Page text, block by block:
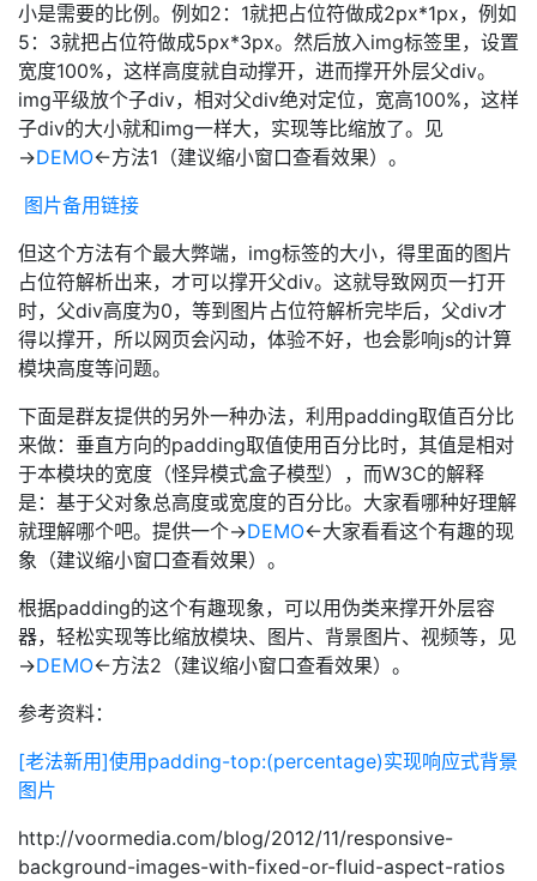
小是需要的比例。例如2：1就把占位符做成2px*1px，例如
5：3就把占位符做成5px*3px。然后放入img标签里，设置
宽度100%，这样高度就自动撑开，进而撑开外层父div。
img平级放个子div，相对父div绝对定位，宽高100%，这样
子div的大小就和img一样大，实现等比缩放了。见
→DEMO←方法1（建议缩小窗口查看效果）。
图片备用链接
但这个方法有个最大弊端，img标签的大小，得里面的图片
占位符解析出来，才可以撑开父div。这就导致网页一打开
时，父div高度为0，等到图片占位符解析完毕后，父div才
得以撑开，所以网页会闪动，体验不好，也会影响js的计算
模块高度等问题。
下面是群友提供的另外一种办法，利用padding取值百分比
来做：垂直方向的padding取值使用百分比时，其值是相对
于本模块的宽度（怪异模式盒子模型），而W3C的解释
是：基于父对象总高度或宽度的百分比。大家看哪种好理解
就理解哪个吧。提供一个→DEMO←大家看看这个有趣的现
象（建议缩小窗口查看效果）。
根据padding的这个有趣现象，可以用伪类来撑开外层容
器，轻松实现等比缩放模块、图片、背景图片、视频等，见
→DEMO←方法2（建议缩小窗口查看效果）。
参考资料：
[老法新用]使用padding-top:(percentage)实现响应式背景
图片
http://voormedia.com/blog/2012/11/responsive-
background-images-with-fixed-or-fluid-aspect-ratios